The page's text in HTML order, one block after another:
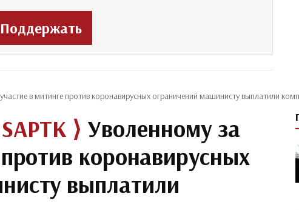
Поддержать
в митинге против коронавирусных ограничений машинисту выплатили
⟩ Уволенному за
коронавирусных
выплатили